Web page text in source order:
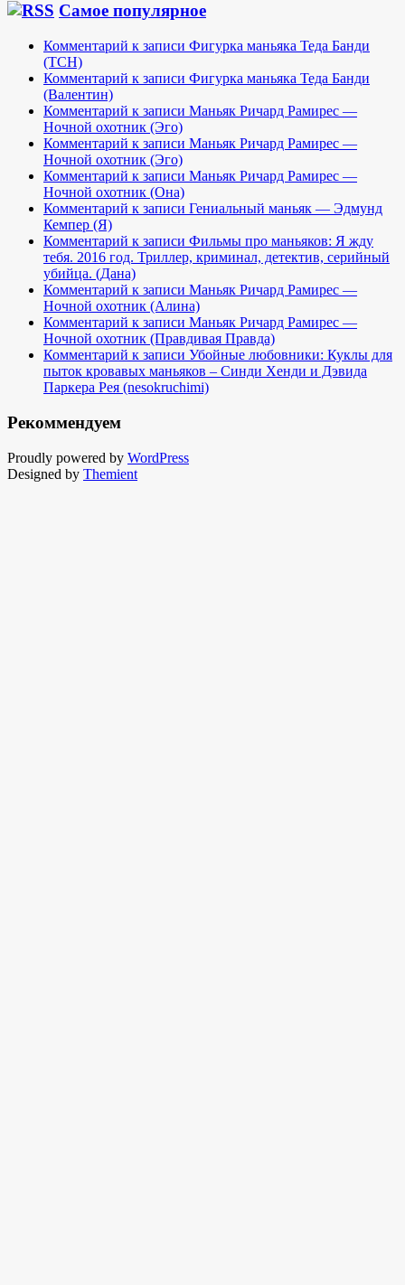
Самое популярное
Комментарий к записи Фигурка маньяка Теда Банди
(TCH)
Комментарий к записи Фигурка маньяка Теда Банди
(Валентин)
Комментарий к записи Маньяк Ричард Рамирес —
Ночной охотник (Эго)
Комментарий к записи Маньяк Ричард Рамирес —
Ночной охотник (Эго)
Комментарий к записи Маньяк Ричард Рамирес —
Ночной охотник (Она)
Комментарий к записи Гениальный маньяк — Эдмунд
Кемпер (Я)
Комментарий к записи Фильмы про маньяков: Я жду
тебя. 2016 год. Триллер, криминал, детектив, серийный
убийца. (Дана)
Комментарий к записи Маньяк Ричард Рамирес —
Ночной охотник (Алина)
Комментарий к записи Маньяк Ричард Рамирес —
Ночной охотник (Правдивая Правда)
Комментарий к записи Убойные любовники: Куклы для
пыток кровавых маньяков – Синди Хенди и Дэвида
Паркера Рея (nesokruchimi)
Рекоммендуем
Proudly powered by WordPress
Designed by Themient